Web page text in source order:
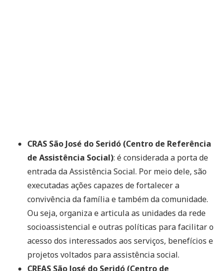
CRAS São José do Seridó (Centro de Referência
de Assistência Social): é considerada a porta de
entrada da Assistência Social. Por meio dele, são
executadas ações capazes de fortalecer a
convivência da família e também da comunidade.
Ou seja, organiza e articula as unidades da rede
socioassistencial e outras políticas para facilitar o
acesso dos interessados aos serviços, benefícios e
projetos voltados para assistência social.
CREAS São José do Seridó (Centro de